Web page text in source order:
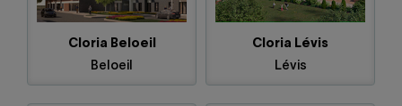
Cloria Beloeil
Beloeil
Cloria Lévis
Lévis